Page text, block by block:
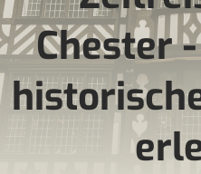
Chester